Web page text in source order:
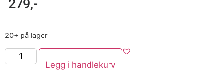
279,-
20+ på lager
Legg i handlekurv